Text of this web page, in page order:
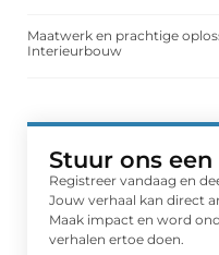
Maatwerk en prachtige
Interieurbouw
Stuur ons
Registreer vandaag en
Jouw verhaal kan direct
Maak impact en word
verhalen ertoe doen.